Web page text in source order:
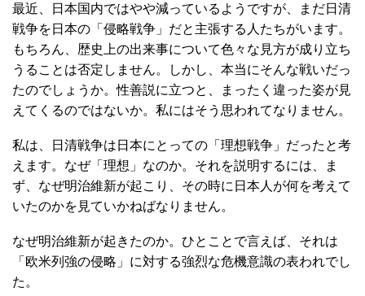
最近、日本国内ではやや減っているようですが、まだ日清
戦争を日本の「侵略戦争」だと主張する人たちがいます。
もちろん、歴史上の出来事について色々な見方が成り立ち
うることは否定しません。しかし、本当にそんな戦いだっ
たのでしょうか。性善説に立つと、まったく違った姿が見
えてくるのではないか。私にはそう思われてなりません。
私は、日清戦争は日本にとっての「理想戦争」だったと考
えます。なぜ「理想」なのか。それを説明するには、ま
ず、なぜ明治維新が起こり、その時に日本人が何を考えて
いたのかを見ていかねばなりません。
なぜ明治維新が起きたのか。ひとことで言えば、それは
「欧米列強の侵略」に対する強烈な危機意識の表われでし
た。